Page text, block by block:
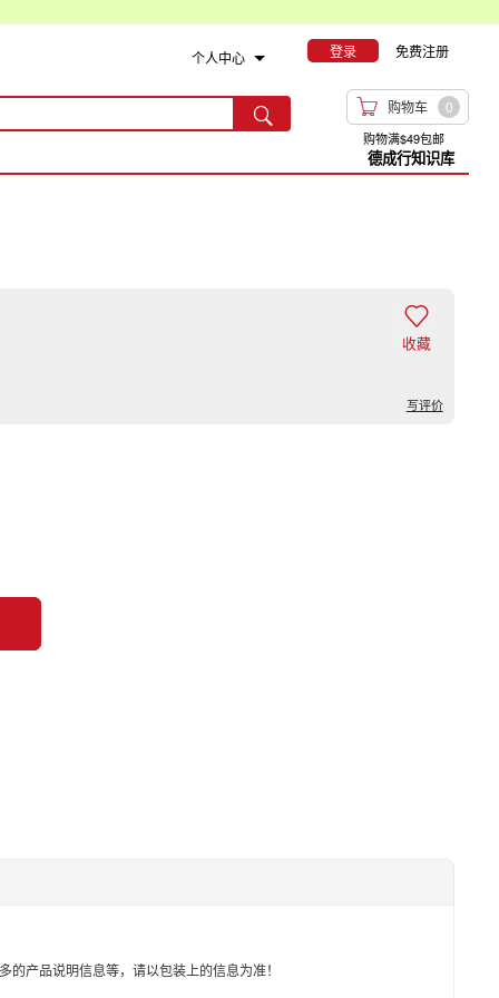
个人中心 登录 免费注册
  购物车 0
购物满$49包邮
德成行知识库
写评价

收藏
产品说明信息等，请以包装上的信息为准！